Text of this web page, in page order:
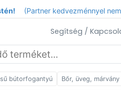
(Partner kedvezménnyel
Segítség /
bútorfogantyú Bőr, üveg,